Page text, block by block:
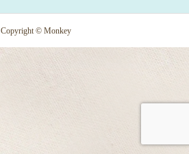
Copyright © Monkey